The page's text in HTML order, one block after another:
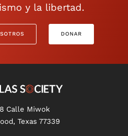
y la libertad.
DONAR
Calle Miwok
Texas 77339